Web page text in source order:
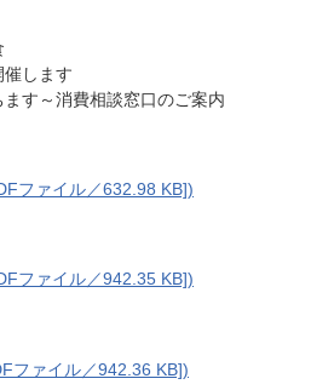
します
す～消費相談窓口のご案内
ファイル／632.98 KB])
ファイル／942.35 KB])
ファイル／942.36 KB])